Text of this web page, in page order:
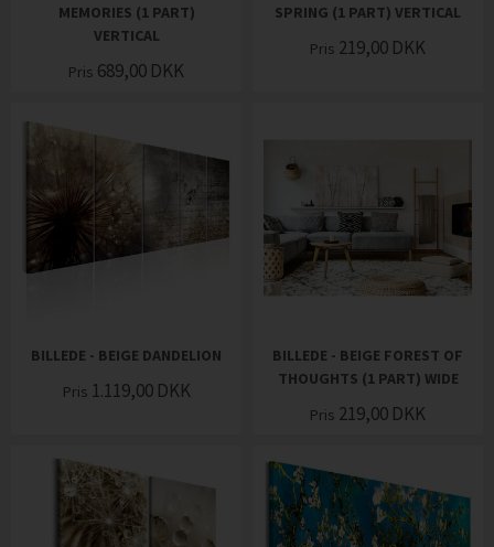
MEMORIES (1 PART)
VERTICAL
Pris 689,00 DKK
SPRING (1 PART) VERTICAL
Pris 219,00 DKK
BILLEDE - BEIGE DANDELION
Pris 1.119,00 DKK
BILLEDE - BEIGE FOREST OF
THOUGHTS (1 PART) WIDE
Pris 219,00 DKK